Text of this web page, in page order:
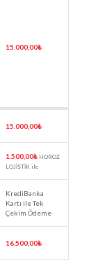
15.000,00₺
15.000,00₺
1.500,00₺ HOROZ
LOJİSTİK ile
KrediBanka
Kartı ile Tek
Çekim Ödeme
16.500,00₺